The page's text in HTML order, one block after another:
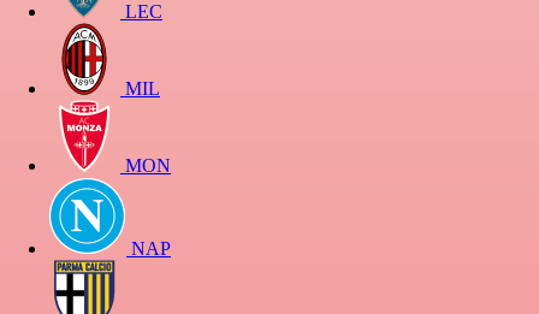
LEC
MIL
MON
NAP